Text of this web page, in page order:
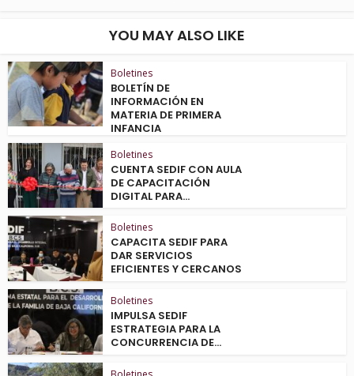
YOU MAY ALSO LIKE
Boletines
BOLETÍN DE
INFORMACIÓN EN
MATERIA DE PRIMERA
INFANCIA
Boletines
CUENTA SEDIF CON AULA
DE CAPACITACIÓN
DIGITAL PARA...
Boletines
CAPACITA SEDIF PARA
DAR SERVICIOS
EFICIENTES Y CERCANOS
Boletines
IMPULSA SEDIF
ESTRATEGIA PARA LA
CONCURRENCIA DE...